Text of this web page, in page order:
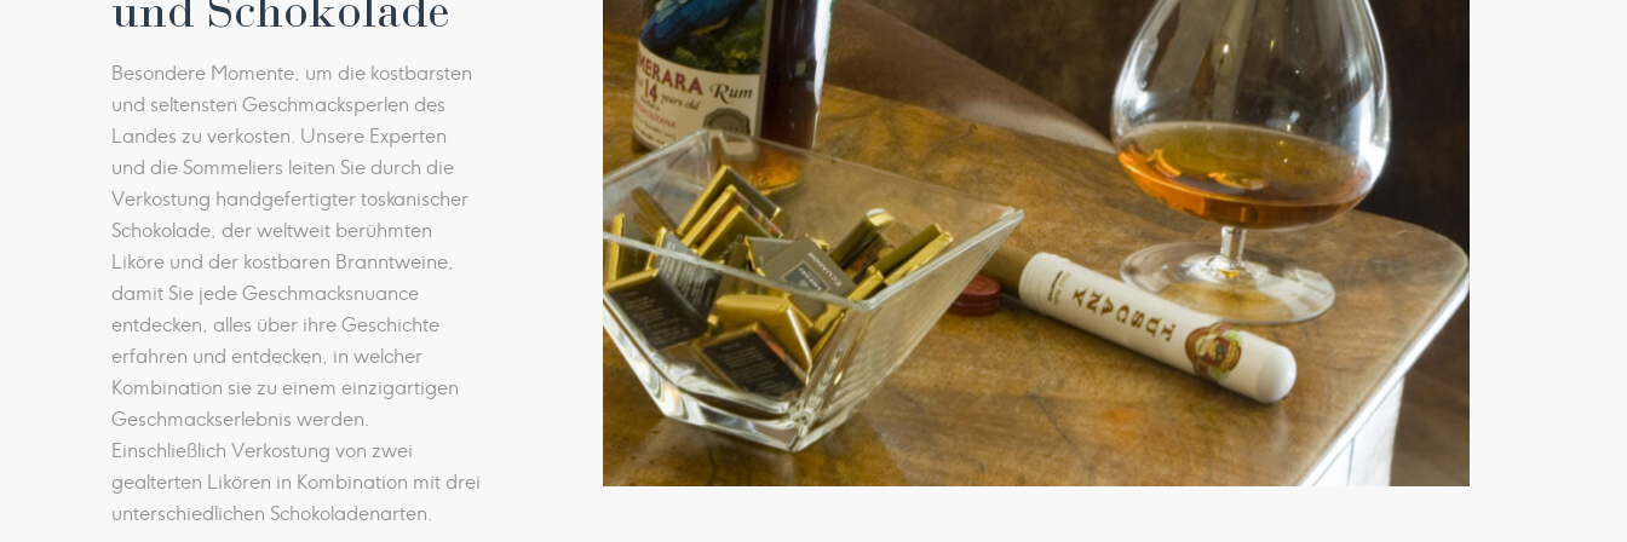
Besondere Momente, um die kostbarsten
und seltensten Geschmacksperlen des
Landes zu verkosten. Unsere Experten
und die Sommeliers leiten Sie durch die
Verkostung handgefertigter toskanischer
Schokolade, der weltweit berühmten
Liköre und der kostbaren Branntweine,
damit Sie jede Geschmacksnuance
entdecken, alles über ihre Geschichte
erfahren und entdecken, in welcher
Kombination sie zu einem einzigartigen
Geschmackserlebnis werden.
Einschließlich Verkostung von zwei
gealterten Likören in Kombination mit drei
unterschiedlichen Schokoladenarten.